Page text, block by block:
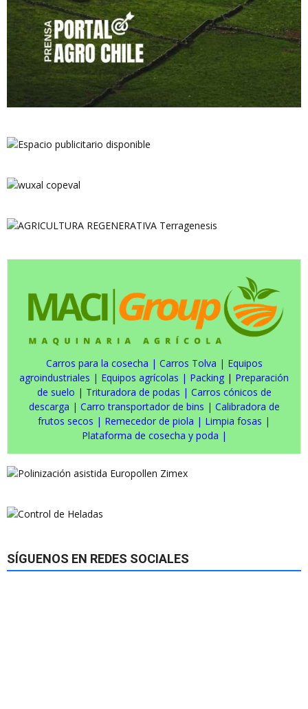
Carros para la cosecha | Carros Tolva | Equipos
agroindustriales | Equipos agrícolas | Packing | Preparación
de suelo | Trituradora de podas | Carros cónicos de
descarga | Carro transportador de bins | Calibradora de
frutos secos | Remecedor de piola | Limpia fosas |
Plataforma de cosecha y poda |
SÍGUENOS EN REDES SOCIALES